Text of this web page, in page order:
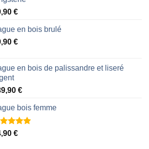
€
en bois brulé
€
en bois de palissandre et liseré
€
bois femme
5.00
€